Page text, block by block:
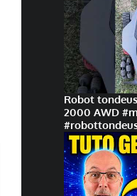
Robot
2000 AWD